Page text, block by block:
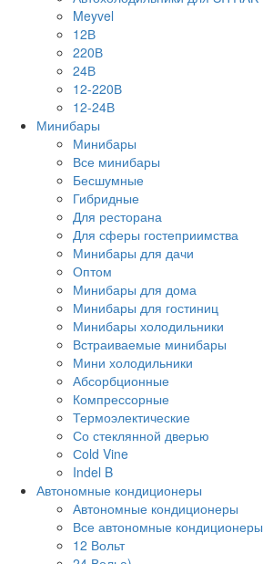
Meyvel
12В
220В
24В
12-220В
12-24В
Минибары
Минибары
Все минибары
Бесшумные
Гибридные
Для ресторана
Для сферы гостеприимства
Минибары для дачи
Оптом
Минибары для дома
Минибары для гостиниц
Минибары холодильники
Встраиваемые минибары
Мини холодильники
Абсорбционные
Компрессорные
Термоэлектические
Со стеклянной дверью
Сold Vine
Indel B
Автономные кондиционеры
Автономные кондиционеры
Все автономные кондиционеры
12 Вольт